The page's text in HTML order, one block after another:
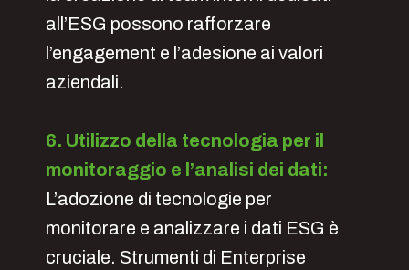
all’ESG possono rafforzare
l’engagement e l’adesione ai valori
aziendali.
6. Utilizzo della tecnologia per il
monitoraggio e l’analisi dei dati:
L’adozione di tecnologie per
monitorare e analizzare i dati ESG è
cruciale. Strumenti di Enterprise